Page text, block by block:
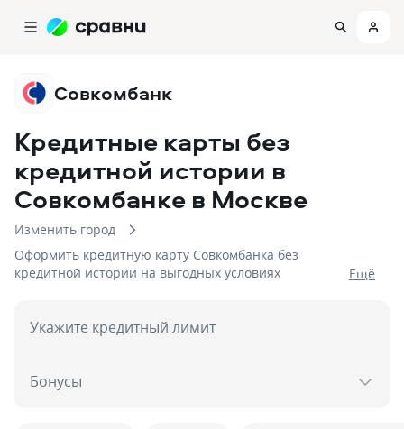
Совкомбанк
Кредитные карты без
кредитной истории в
Совкомбанке в Москве
Изменить город
Оформить кредитную карту Совкомбанка без
кредитной истории на выгодных условиях
Eщё
Укажите кредитный лимит
Бонусы